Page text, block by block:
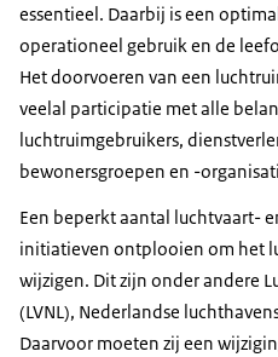
essentieel. Daarbij is een
operationeel gebruik en de
Het doorvoeren van een
veelal participatie met alle
luchtruimgebruikers,
bewonersgroepen en -
Een beperkt aantal luchtvaart-
initiatieven ontplooien om het
wijzigen. Dit zijn onder andere
(LVNL), Nederlandse
Daarvoor moeten zij een